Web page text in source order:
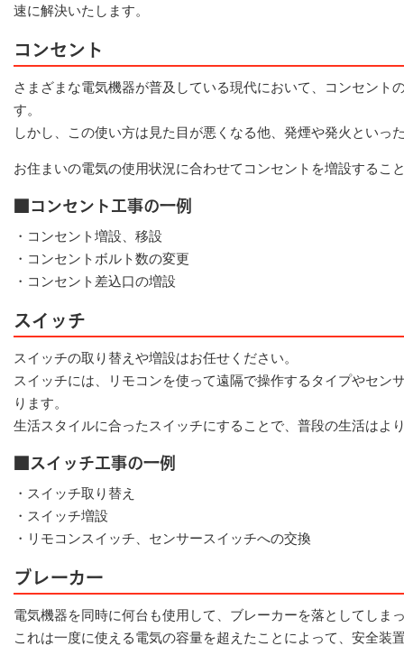
速に解決いたします。
コンセント
さまざまな電気機器が普及している現代において、コンセン
す。
しかし、この使い方は見た目が悪くなる他、発煙や発火といっ
お住まいの電気の使用状況に合わせてコンセントを増設するこ
■コンセント工事の一例
・コンセント増設、移設
・コンセントボルト数の変更
・コンセント差込口の増設
スイッチ
スイッチの取り替えや増設はお任せください。
スイッチには、リモコンを使って遠隔で操作するタイプやセ
ります。
生活スタイルに合ったスイッチにすることで、普段の生活はよ
■スイッチ工事の一例
・スイッチ取り替え
・スイッチ増設
・リモコンスイッチ、センサースイッチへの交換
ブレーカー
電気機器を同時に何台も使用して、ブレーカーを落としてしま
これは一度に使える電気の容量を超えたことによって、安全装